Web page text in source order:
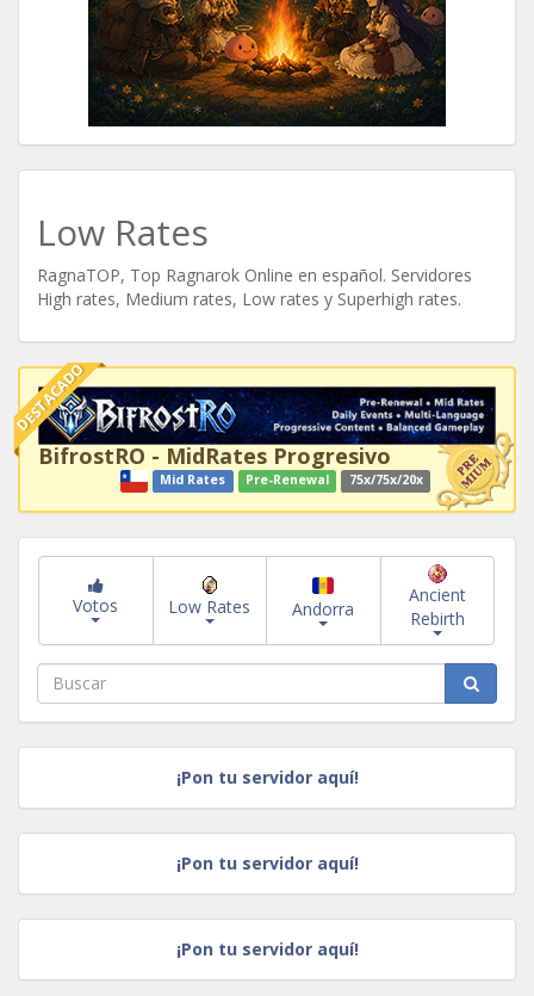
Low Rates
RagnaTOP, Top Ragnarok Online en español. Servidores
High rates, Medium rates, Low rates y Superhigh rates.
DESTACADO
BifrostRO - MidRates Progresivo
Mid Rates Pre-Renewal 75x/75x/20x
Votos Low Rates Andorra
Ancient
Rebirth
¡Pon tu servidor aquí!
¡Pon tu servidor aquí!
¡Pon tu servidor aquí!